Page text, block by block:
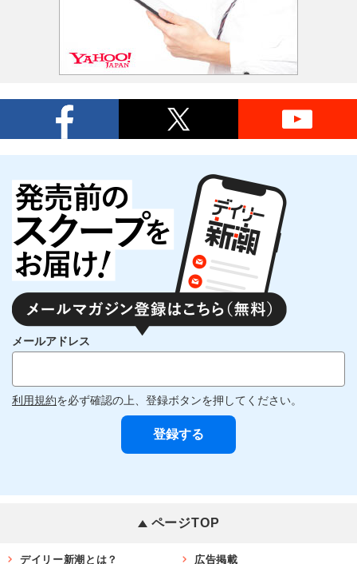
メールアドレス
利用規約を必ず確認の上、登録ボタンを押してください。
ページTOP
デイリー新潮とは？ 広告掲載